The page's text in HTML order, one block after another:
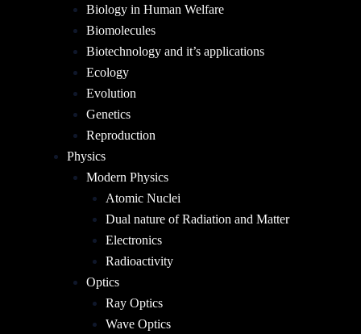
Biology in Human Welfare
Biomolecules
Biotechnology and it’s applications
Ecology
Evolution
Genetics
Reproduction
Physics
Modern Physics
Atomic Nuclei
Dual nature of Radiation and Matter
Electronics
Radioactivity
Optics
Ray Optics
Wave Optics